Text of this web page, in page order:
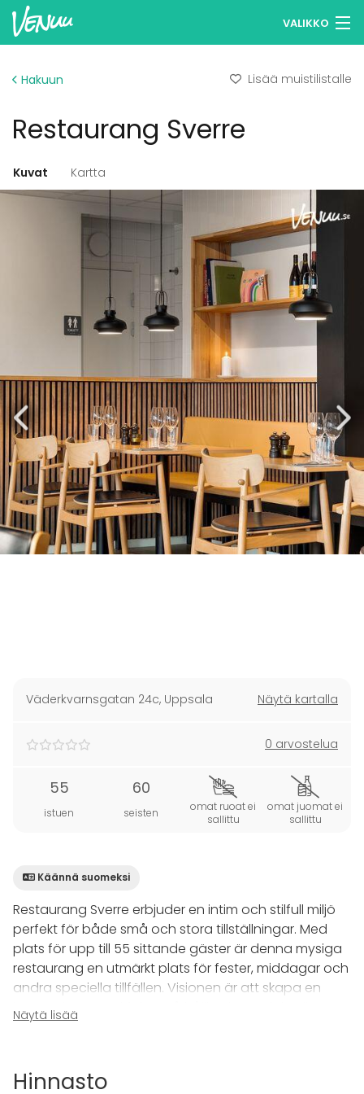
VALIKKO
Kirjaudu
Hakuun Lisää muistilistalle
Restaurang Sverre
Kuvat Kartta
Väderkvarnsgatan 24c, Uppsala Näytä kartalla
0 arvostelua
55
istuen
60
seisten
omat ruoat ei
sallittu
omat juomat ei
sallittu
Käännä suomeksi
Restaurang Sverre erbjuder en intim och stilfull miljö
perfekt för både små och stora tillställningar. Med
plats för upp till 55 sittande gäster är denna mysiga
restaurang en utmärkt plats för fester, middagar och
andra speciella tillfällen. Visionen är att skapa en
kvarterskrog med fokus på hållbarhet och kvalitet,
där endast naturliga och säsongsbaserade
gästerna en ny upplevelse vid varje besök. Här kan ni
Näytä lisää
Hinnasto